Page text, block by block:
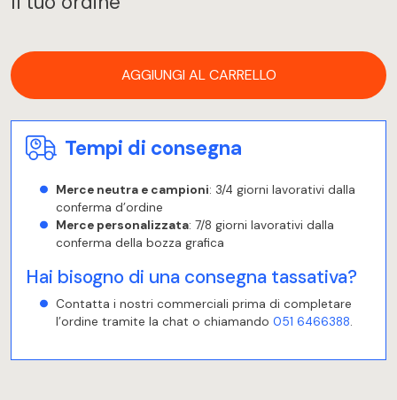
AGGIUNGI AL CARRELLO
Tempi di consegna
Merce neutra e campioni: 3/4 giorni lavorativi dalla
conferma d’ordine
Merce personalizzata: 7/8 giorni lavorativi dalla
conferma della bozza grafica
Hai bisogno di una consegna tassativa?
Contatta i nostri commerciali prima di completare
l’ordine tramite la chat o chiamando 051 6466388.